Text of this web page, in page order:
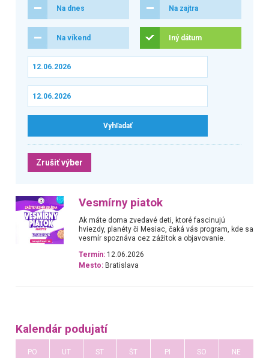
Na dnes Na zajtra
Na víkend Iný dátum
Zrušiť výber
Vesmírny piatok
Ak máte doma zvedavé deti, ktoré fascinujú
hviezdy, planéty či Mesiac, čaká vás program, kde sa
vesmír spoznáva cez zážitok a objavovanie.
Termín: 12.06.2026
Mesto: Bratislava
Kalendár podujatí
PO UT ST ŠT PI SO NE